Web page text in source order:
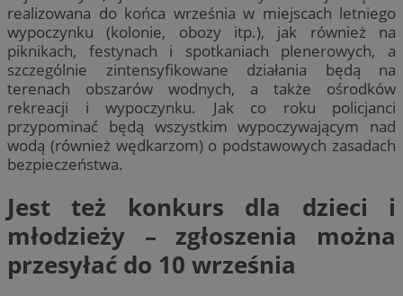
realizowana do końca września w miejscach letniego
wypoczynku (kolonie, obozy itp.), jak również na
piknikach, festynach i spotkaniach plenerowych, a
szczególnie zintensyfikowane działania będą na
terenach obszarów wodnych, a także ośrodków
rekreacji i wypoczynku. Jak co roku policjanci
przypominać będą wszystkim wypoczywającym nad
wodą (również wędkarzom) o podstawowych zasadach
bezpieczeństwa.
Jest też konkurs dla dzieci i
młodzieży – zgłoszenia można
przesyłać do 10 września